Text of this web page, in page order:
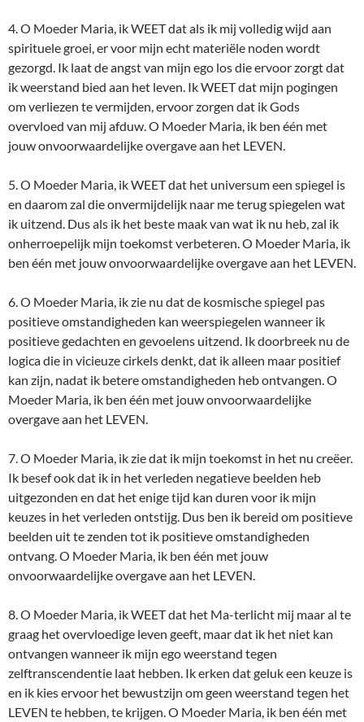
4. O Moeder Maria, ik WEET dat als ik mij volledig wijd aan
spirituele groei, er voor mijn echt materiële noden wordt
gezorgd. Ik laat de angst van mijn ego los die ervoor zorgt dat
ik weerstand bied aan het leven. Ik WEET dat mijn pogingen
om verliezen te vermijden, ervoor zorgen dat ik Gods
overvloed van mij afduw. O Moeder Maria, ik ben één met
jouw onvoorwaardelijke overgave aan het LEVEN.
5. O Moeder Maria, ik WEET dat het universum een spiegel is
en daarom zal die onvermijdelijk naar me terug spiegelen wat
ik uitzend. Dus als ik het beste maak van wat ik nu heb, zal ik
onherroepelijk mijn toekomst verbeteren. O Moeder Maria, ik
ben één met jouw onvoorwaardelijke overgave aan het LEVEN.
6. O Moeder Maria, ik zie nu dat de kosmische spiegel pas
positieve omstandigheden kan weerspiegelen wanneer ik
positieve gedachten en gevoelens uitzend. Ik doorbreek nu de
logica die in vicieuze cirkels denkt, dat ik alleen maar positief
kan zijn, nadat ik betere omstandigheden heb ontvangen. O
Moeder Maria, ik ben één met jouw onvoorwaardelijke
overgave aan het LEVEN.
7. O Moeder Maria, ik zie dat ik mijn toekomst in het nu creëer.
Ik besef ook dat ik in het verleden negatieve beelden heb
uitgezonden en dat het enige tijd kan duren voor ik mijn
keuzes in het verleden ontstijg. Dus ben ik bereid om positieve
beelden uit te zenden tot ik positieve omstandigheden
ontvang. O Moeder Maria, ik ben één met jouw
onvoorwaardelijke overgave aan het LEVEN.
8. O Moeder Maria, ik WEET dat het Ma-terlicht mij maar al te
graag het overvloedige leven geeft, maar dat ik het niet kan
ontvangen wanneer ik mijn ego weerstand tegen
zelftranscendentie laat hebben. Ik erken dat geluk een keuze is
en ik kies ervoor het bewustzijn om geen weerstand tegen het
LEVEN te hebben, te krijgen. O Moeder Maria, ik ben één met